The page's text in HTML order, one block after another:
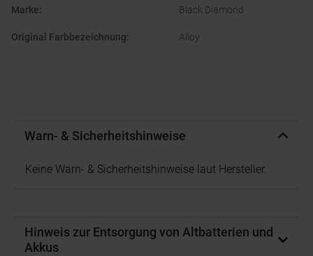
Marke: Black Diamond
Original Farbbezeichnung: Alloy
Warn- & Sicherheitshinweise
Keine Warn- & Sicherheitshinweise laut Hersteller.
Hinweis zur Entsorgung von Altbatterien und
Akkus